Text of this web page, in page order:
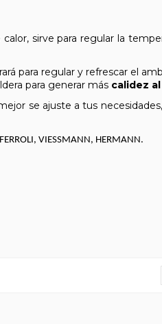
sirve para regular la
para regular y refrescar el
para generar más calidez
se ajuste a tus
VIESSMANN, HERMANN.